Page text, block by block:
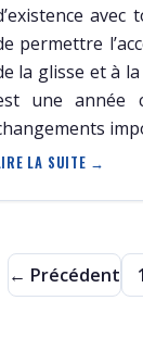
permettre
la glisse et à
une année
LA SUITE →
← Précédent 1